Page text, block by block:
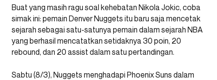
Buat yang masih ragu soal kehebatan Nikola Jokic, coba
simak ini: pemain Denver Nuggets itu baru saja mencetak
sejarah sebagai satu-satunya pemain dalam sejarah NBA
yang berhasil mencatatkan setidaknya 30 poin, 20
rebound, dan 20 assist dalam satu pertandingan.
Sabtu (8/3), Nuggets menghadapi Phoenix Suns dalam